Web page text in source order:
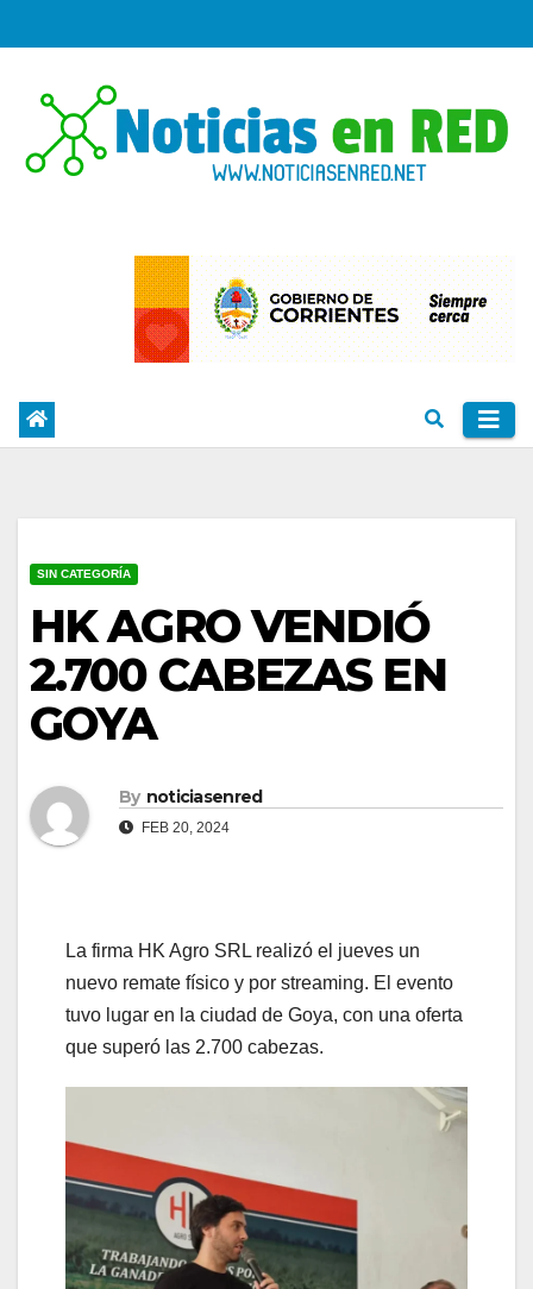
to
SIN CATEGORÍA
HK AGRO VENDIÓ
2.700 CABEZAS EN
GOYA
By noticiasenred
FEB 20, 2024
La firma HK Agro SRL realizó el jueves un
nuevo remate físico y por streaming. El evento
tuvo lugar en la ciudad de Goya, con una oferta
que superó las 2.700 cabezas.